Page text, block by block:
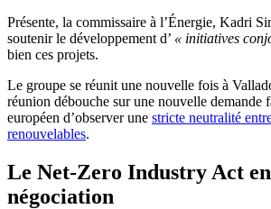
Présente, la commissaire à l’Énergie, Kadri
soutenir le développement d’ « initiatives
bien ces projets.
Le groupe se réunit une nouvelle fois à
réunion débouche sur une nouvelle demande
européen d’observer une stricte neutralité
renouvelables.
Le Net-Zero Industry Act
négociation